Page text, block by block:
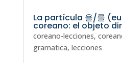
La partícula 을/를
coreano: el objeto
coreano-lecciones,
gramatica, lecciones